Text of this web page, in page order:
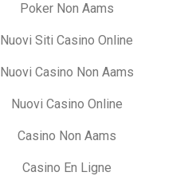
Poker Non Aams
Nuovi Siti Casino Online
Nuovi Casino Non Aams
Nuovi Casino Online
Casino Non Aams
Casino En Ligne